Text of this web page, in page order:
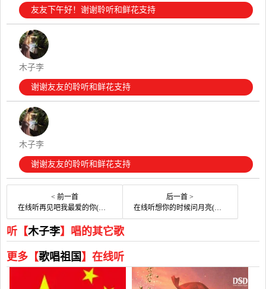
友友下午好！谢谢聆听和鲜花支持
木子李
谢谢友友的聆听和鲜花支持
木子李
谢谢友友的聆听和鲜花支持
< 前一首
在线听再见吧我最爱的你(原唱是东方晴儿)，美好时光演唱点播:98次
后一首 >
在线听想你的时候问月亮(原唱是一只舟)，感恩的心演唱点播:194次
听【木子李】唱的其它歌
更多【歌唱祖国 】在线听